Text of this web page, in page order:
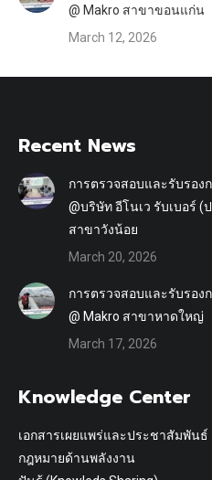
@ Makro สาขาขอนแก่น
March 12, 2026
Recent News
การตรวจสอบและรับรอง
@บริษัท อีโนเว รับเบอร์
สาขาวังน้อย
March 20, 2026
การตรวจสอบและรับรอง
@ Makro สาขาหาดใหญ่
March 17, 2026
Knowledge Center
เอกสารเผยแพร่และประชาสัมพันธ์
กฎหมายด้านพลังงาน